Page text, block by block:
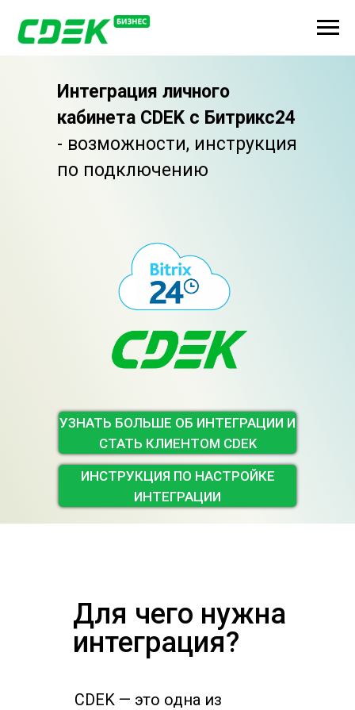
Интеграция личного
кабинета CDEK с Битрикс24
- возможности, инструкция
по подключению
УЗНАТЬ БОЛЬШЕ ОБ ИНТЕГРАЦИИ И
СТАТЬ КЛИЕНТОМ CDEK
ИНСТРУКЦИЯ ПО НАСТРОЙКЕ
ИНТЕГРАЦИИ
Для чего нужна
интеграция?
CDEK — это одна из